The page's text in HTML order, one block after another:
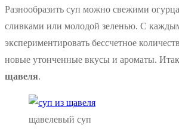
Разнообразить суп можно свежими
сливками или молодой зеленью. С
экспериментировать бессчетное
новые утонченные вкусы и ароматы.
щавеля.
щавелевый суп